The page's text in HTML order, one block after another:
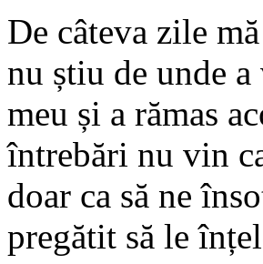
De câteva zile
nu știu de unde
meu și a rămas
întrebări nu vin
doar ca să ne
pregătit să le